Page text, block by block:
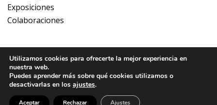
Exposiciones
Colaboraciones
©2018 Miquel Mas - Todos los derechos reservados
Politica de cookies Aviso Legal
Utilizamos cookies para ofrecerte la mejor experiencia en
nuestra web.
Puedes aprender más sobre qué cookies utilizamos o
desactivarlas en los ajustes.
Aceptar Rechazar Ajustes